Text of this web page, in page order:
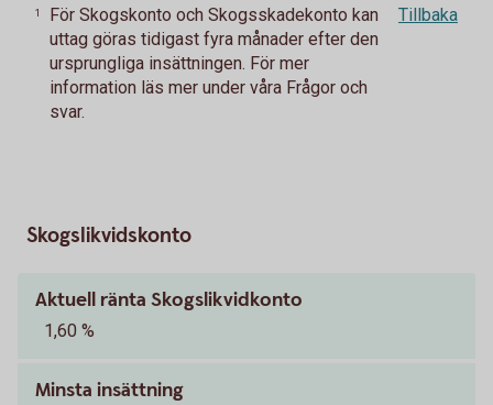
1
För Skogskonto och Skogsskadekonto kan
uttag göras tidigast fyra månader efter den
ursprungliga insättningen. För mer
information läs mer under våra Frågor och
svar.
Tillbaka
Skogslikvidskonto
Aktuell ränta Skogslikvidkonto
1,60 %
Minsta insättning